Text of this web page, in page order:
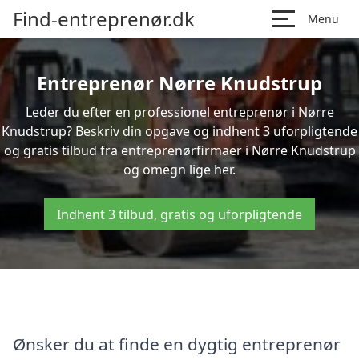
Find-entreprenør.dk Menu
Entreprenør Nørre Knudstrup
Leder du efter en professionel entreprenør i Nørre
Knudstrup? Beskriv din opgave og indhent 3 uforpligtende
og gratis tilbud fra entreprenørfirmaer i Nørre Knudstrup
og omegn lige her.
Indhent 3 tilbud, gratis og uforpligtende
Ønsker du at finde en dygtig entreprenør